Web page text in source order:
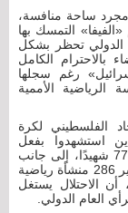
ساحة منافسة،
التمسك بها
الدولي تحظر بشكل
الكامل
رغم سجلها
الأممية
الفلسطيني لكرة
استشهدوا بفعل
الاعتداءات الإسرائيلية حتى نهاية أبريل الماضي 778 شهيدًا، إلى جانب
إصابة 30 رياضيًا واعتقال 26 آخرين، فضلاً عن تدمير 286 منشأة رياضية
الاحتلال يستغل
العام الدولي.